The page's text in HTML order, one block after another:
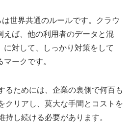
は世界共通のルールです。クラウ
えば、他の利用者のデータと混
に対して、しっかり対策をして
ークです。
るためには、企業の裏側で何百も
クリアし、莫大な手間とコストを
持し続ける必要があります。